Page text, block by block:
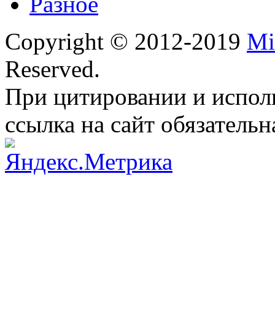
Copyright © 2012-2019
Reserved.
При цитировании и
ссылка на сайт